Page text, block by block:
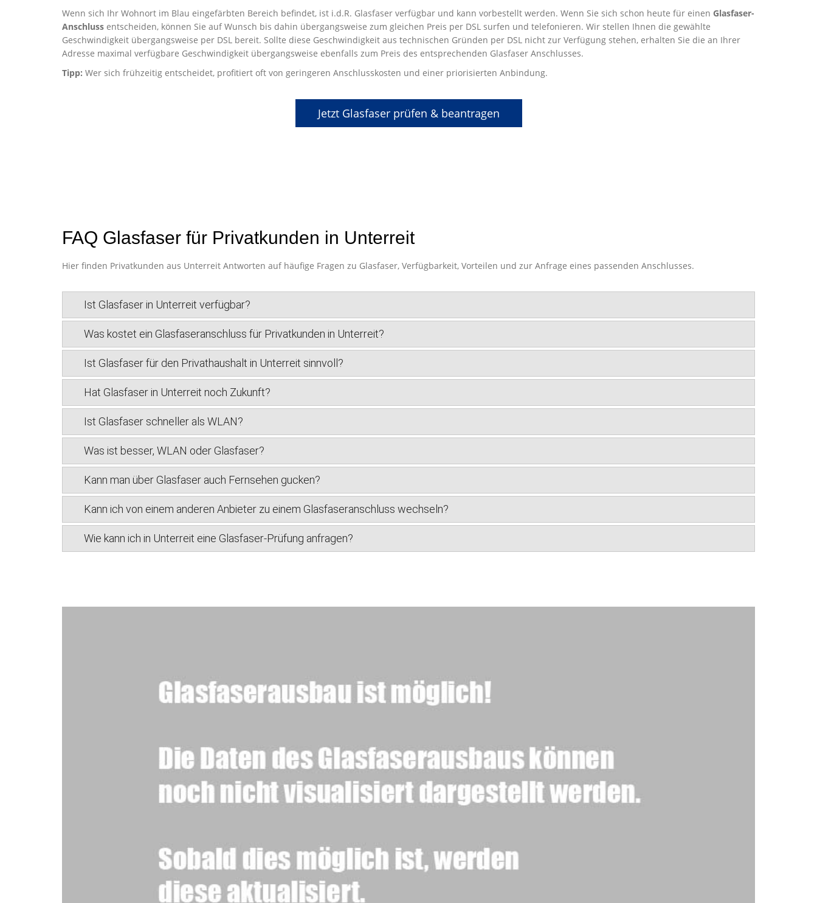
Wenn sich Ihr Wohnort im Blau eingefärbten Bereich befindet, ist i.d.R. Glasfaser verfügbar und kann vorbestellt werden. Wenn Sie sich schon heute für einen Glasfaser-
Anschluss entscheiden, können Sie auf Wunsch bis dahin übergangsweise zum gleichen Preis per DSL surfen und telefonieren. Wir stellen Ihnen die gewählte
Geschwindigkeit übergangsweise per DSL bereit. Sollte diese Geschwindigkeit aus technischen Gründen per DSL nicht zur Verfügung stehen, erhalten Sie die an Ihrer
Adresse maximal verfügbare Geschwindigkeit übergangsweise ebenfalls zum Preis des entsprechenden Glasfaser Anschlusses.
Tipp: Wer sich frühzeitig entscheidet, profitiert oft von geringeren Anschlusskosten und einer priorisierten Anbindung.
Jetzt Glasfaser prüfen & beantragen
FAQ Glasfaser für Privatkunden in Unterreit
Hier finden Privatkunden aus Unterreit Antworten auf häufige Fragen zu Glasfaser, Verfügbarkeit, Vorteilen und zur Anfrage eines passenden Anschlusses.
Ist Glasfaser in Unterreit verfügbar?
Was kostet ein Glasfaseranschluss für Privatkunden in Unterreit?
Ist Glasfaser für den Privathaushalt in Unterreit sinnvoll?
Hat Glasfaser in Unterreit noch Zukunft?
Ist Glasfaser schneller als WLAN?
Was ist besser, WLAN oder Glasfaser?
Kann man über Glasfaser auch Fernsehen gucken?
Kann ich von einem anderen Anbieter zu einem Glasfaseranschluss wechseln?
Wie kann ich in Unterreit eine Glasfaser-Prüfung anfragen?